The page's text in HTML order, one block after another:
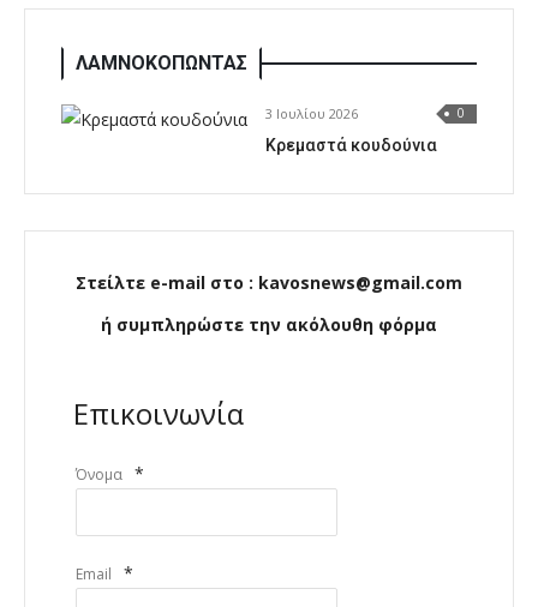
ΛΑΜΝΟΚΟΠΩΝΤΑΣ
3 Ιουλίου 2026 0
Κρεμαστά κουδούνια
Στείλτε e-mail στο : kavosnews@gmail.com
ή συμπληρώστε την ακόλουθη φόρμα
Επικοινωνία
Όνομα *
Email *